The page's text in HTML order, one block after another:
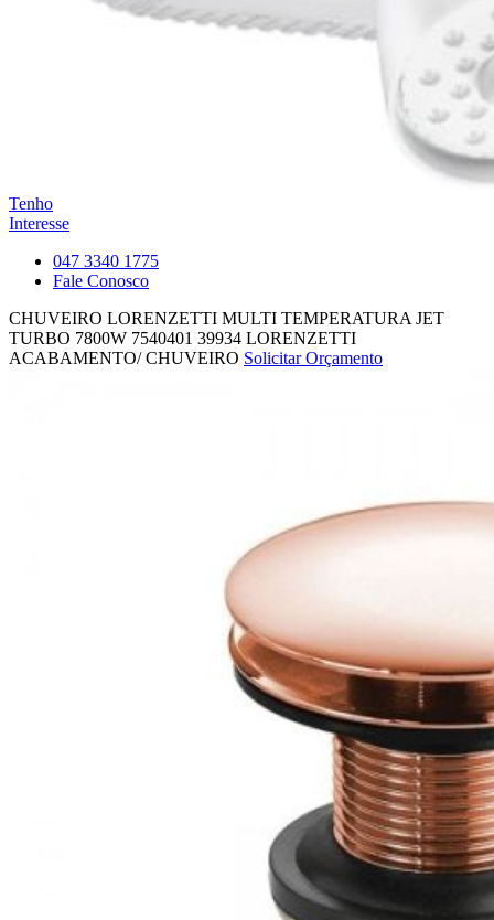
Tenho
Interesse
047 3340 1775
Fale Conosco
CHUVEIRO LORENZETTI MULTI TEMPERATURA JET
TURBO 7800W 7540401 39934 LORENZETTI
ACABAMENTO/ CHUVEIRO Solicitar Orçamento